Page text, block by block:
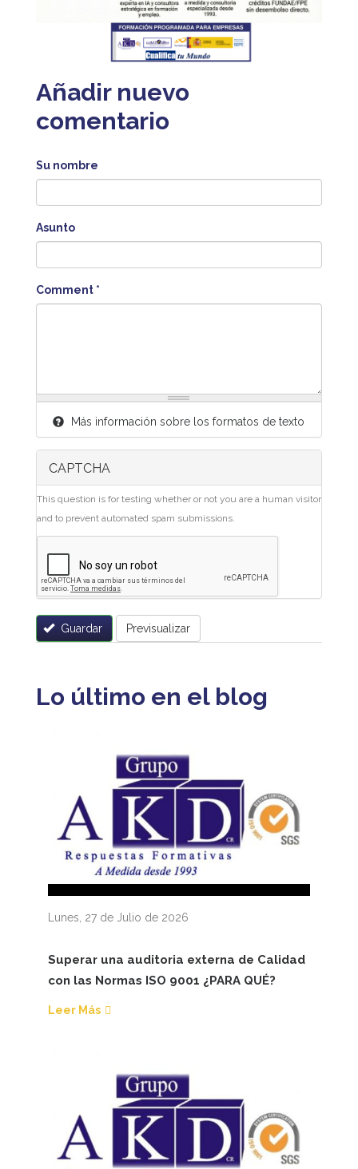
Añadir nuevo
comentario
Su nombre
Asunto
Comment *
Más información sobre los formatos de texto
CAPTCHA
This question is for testing whether or not you are a human visitor
and to prevent automated spam submissions.
Guardar Previsualizar
Lo último en el blog
Lunes, 27 de Julio de 2026
Superar una auditoria externa de Calidad
con las Normas ISO 9001 ¿PARA QUÉ?
Leer Más